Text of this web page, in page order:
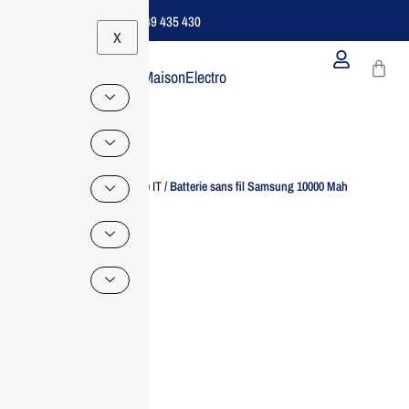
Support B2B Dédié | 06 49 435 430
X
MaisonElectro
/ Accessoire IT/ Batterie sans fil Samsung 10000 Mah